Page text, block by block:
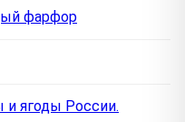
фарфор
и ягоды России.